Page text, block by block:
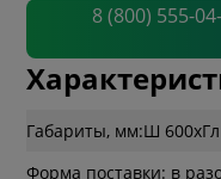
8 (800) 555-
Габариты, мм:Ш 600x
Форма поставки: в